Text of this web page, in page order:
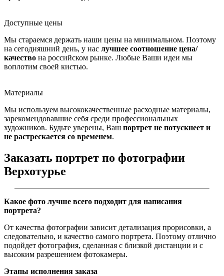
Доступные цены
Мы стараемся держать наши цены на минимальном. Поэтому
на сегодняшний день, у нас лучшее соотношение цена/
качество на российском рынке. Любые Ваши идеи мы
воплотим своей кистью.
Материалы
Мы используем высококачественные расходные материалы,
зарекомендовавшие себя среди профессиональных
художников. Будьте уверены, Ваш портрет не потускнеет и
не растрескается со временем.
Заказать портрет по фотографии
Верхотурье
Какое фото лучше всего подходит для написания
портрета?
От качества фотографии зависит детализация прорисовки, а
следовательно, и качество самого портрета. Поэтому отлично
подойдет фотография, сделанная с близкой дистанции и с
высоким разрешением фотокамеры.
Этапы исполнения заказа